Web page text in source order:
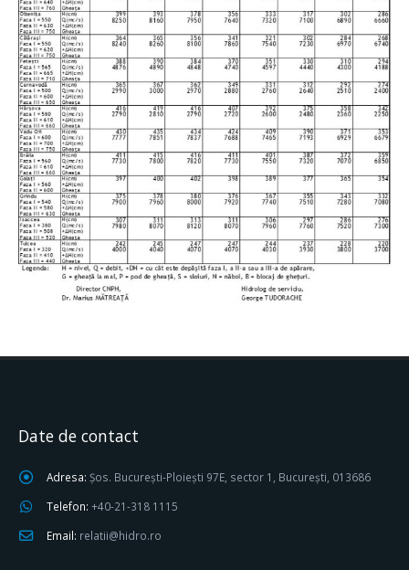
Date de contact
Adresa: Șos. București-Ploiești 97E, sector 1, București, 013686
Telefon: +40-21-318 1115
Email: relatii@hidro.ro